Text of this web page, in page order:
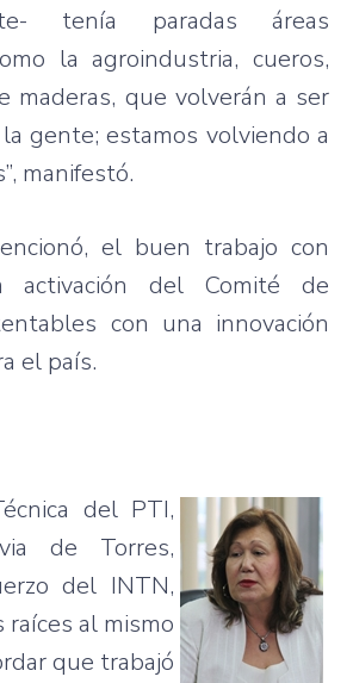
tenía paradas áreas
la agroindustria, cueros,
maderas, que volverán a ser
gente; estamos volviendo a
manifestó.
el buen trabajo con
activación del Comité de
con una innovación
el país.
del PTI,
de Torres,
del INTN,
al mismo
que trabajó